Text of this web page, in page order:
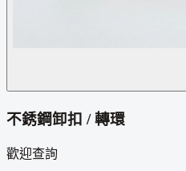
不銹鋼卸扣 / 轉環
歡迎查詢